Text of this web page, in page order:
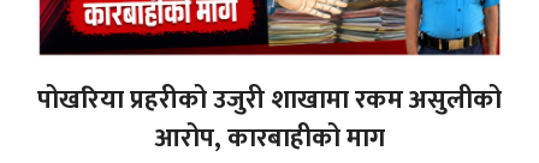
पोखरिया प्रहरीको उजुरी शाखामा रकम असुलीको
आरोप, कारबाहीको माग